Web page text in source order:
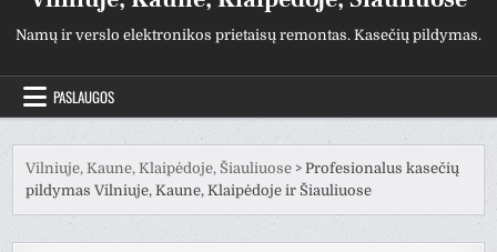
Namų ir verslo elektronikos prietaisų remontas. Kasečių pildymas.
PASLAUGOS
Vilniuje, Kaune, Klaipėdoje, Šiauliuose >Profesionalus kasečių
pildymas Vilniuje, Kaune, Klaipėdoje ir Šiauliuose